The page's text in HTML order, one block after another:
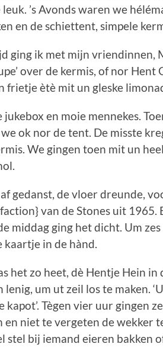
leuk. ’s Avonds waren we
en de schiettent, simpele
ging ik met mijn vriendinnen,
over de kermis, of nor
frietje ètè mit un gleske
en moie mennekes.
ok nor de tent. De misste
We gingen toen mit un
gedanst, de vloer dreunde,
van de Stones uit 1965.
middag ging het dicht. Um
in de hànd.
het zo heet, dè Hentje Hein
lenig, um ut zeil los te maken.
kapot’. Tègen vier uur gingen
en niet te vergeten de wekker
stel bij iemand eieren bakken